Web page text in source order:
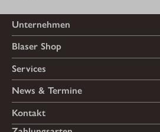
Unternehmen
Blaser Shop
Services
News & Termine
Kontakt